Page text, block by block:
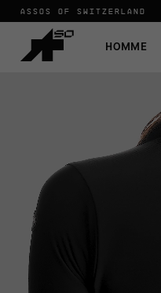
ASSOS OF SWITZERLAND
HOMME